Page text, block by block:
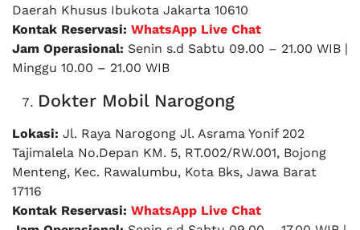
Daerah Khusus Ibukota Jakarta 10610
Kontak Reservasi: WhatsApp Live Chat
Jam Operasional: Senin s.d Sabtu 09.00 – 21.00 WIB |
Minggu 10.00 – 21.00 WIB
Dokter Mobil Narogong
Lokasi: Jl. Raya Narogong Jl. Asrama Yonif 202
Tajimalela No.Depan KM. 5, RT.002/RW.001, Bojong
Menteng, Kec. Rawalumbu, Kota Bks, Jawa Barat
17116
Kontak Reservasi: WhatsApp Live Chat